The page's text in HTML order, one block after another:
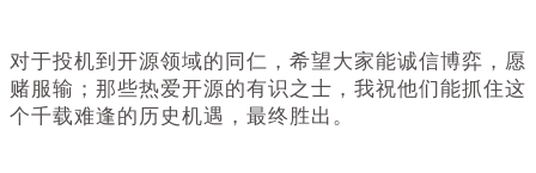
对于投机到开源领域的同仁，希望大家能诚信博弈，愿
赌服输；那些热爱开源的有识之士，我祝他们能抓住这
个千载难逢的历史机遇，最终胜出。